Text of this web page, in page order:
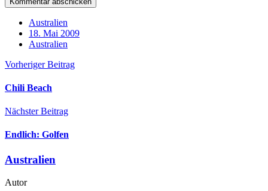
Australien
18. Mai 2009
Australien
Vorheriger Beitrag
Chili Beach
Nächster Beitrag
Endlich: Golfen
Australien
Autor